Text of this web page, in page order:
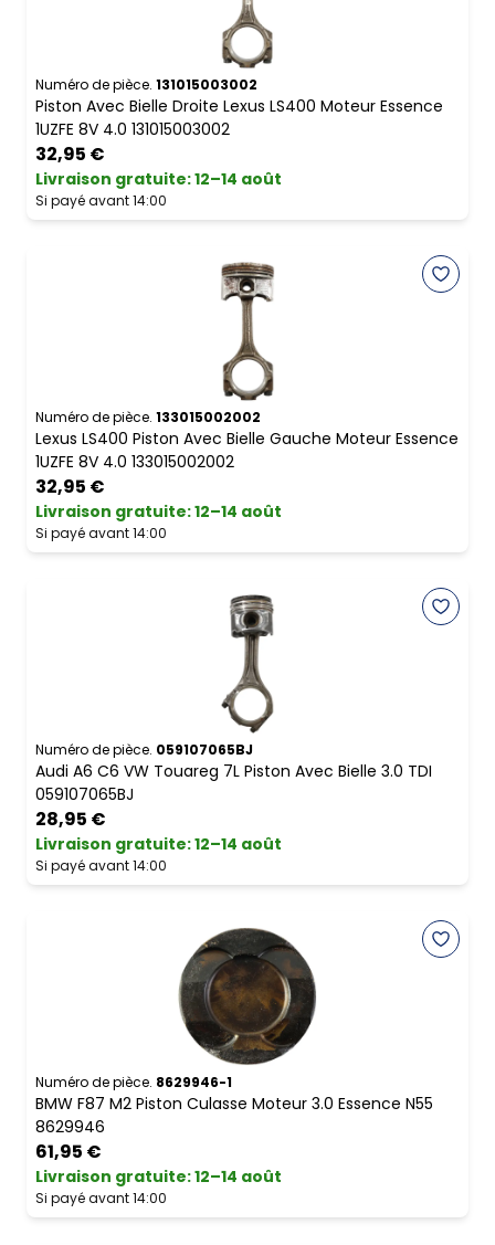
Numéro de pièce. 131015003002
Piston Avec Bielle Droite Lexus LS400 Moteur Essence
1UZFE 8V 4.0 131015003002
32,95 €
Livraison gratuite:12–14 août
Si payé avant 14:00
Numéro de pièce. 133015002002
Lexus LS400 Piston Avec Bielle Gauche Moteur Essence
1UZFE 8V 4.0 133015002002
32,95 €
Livraison gratuite:12–14 août
Si payé avant 14:00
Numéro de pièce. 059107065BJ
Audi A6 C6 VW Touareg 7L Piston Avec Bielle 3.0 TDI
059107065BJ
28,95 €
Livraison gratuite:12–14 août
Si payé avant 14:00
Numéro de pièce. 8629946-1
BMW F87 M2 Piston Culasse Moteur 3.0 Essence N55
8629946
61,95 €
Livraison gratuite:12–14 août
Si payé avant 14:00